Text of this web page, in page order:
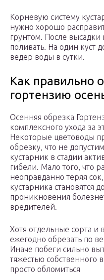
Корневую систему
нужно хорошо
грунтом. После
поливать. На один куст
ведер воды в сутки.
Как правильно
гортензию
Осенняя обрезка
комплексного ухода за
Некоторые цветоводы
обрезку, что не
кустарник в стадии
гибели. Мало того, что
неоправданно теряя
кустарника становятся
проникновения
вредителей.
Хотя отдельные сорта и
ежегодно обрезать по
Иначе побеги сильно
тяжестью собственного
просто обломиться